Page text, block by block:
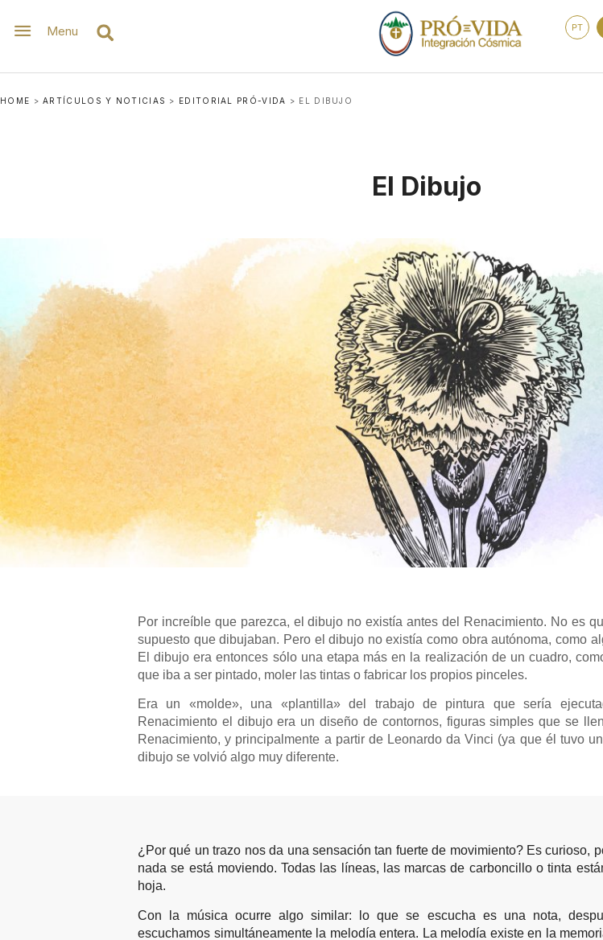
Menu PT
HOME >ARTÍCULOS Y NOTICIAS > EDITORIAL PRÓ-VIDA > EL DIBUJO
El Dibujo
Por increíble que parezca, el dibujo no existía antes del Renacimiento. No es
supuesto que dibujaban. Pero el dibujo no existía como obra autónoma, como
El dibujo era entonces sólo una etapa más en la realización de un cuadro,
que iba a ser pintado, moler las tintas o fabricar los propios pinceles.
Era un «molde», una «plantilla» del trabajo de pintura que sería
Renacimiento el dibujo era un diseño de contornos, figuras simples que se
Renacimiento, y principalmente a partir de Leonardo da Vinci (ya que él tuvo
dibujo se volvió algo muy diferente.
¿Por qué un trazo nos da una sensación tan fuerte de movimiento? Es curioso,
nada se está moviendo. Todas las líneas, las marcas de carboncillo o tinta
hoja.
Con la música ocurre algo similar: lo que se escucha es una nota,
escuchamos simultáneamente la melodía entera. La melodía existe en la